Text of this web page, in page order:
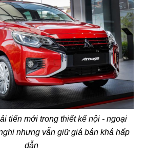
tiến mới trong thiết kế nội - ngoại
nhưng vẫn giữ giá bán khá hấp
dẫn